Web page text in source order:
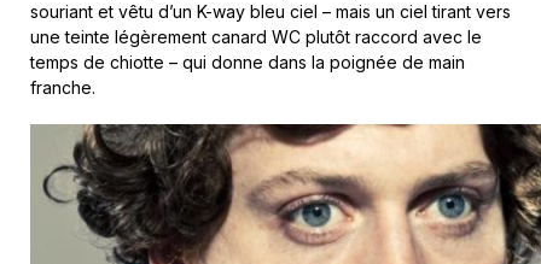
souriant et vêtu d’un K-way bleu ciel – mais un ciel tirant vers
une teinte légèrement canard WC plutôt raccord avec le
temps de chiotte – qui donne dans la poignée de main
franche.